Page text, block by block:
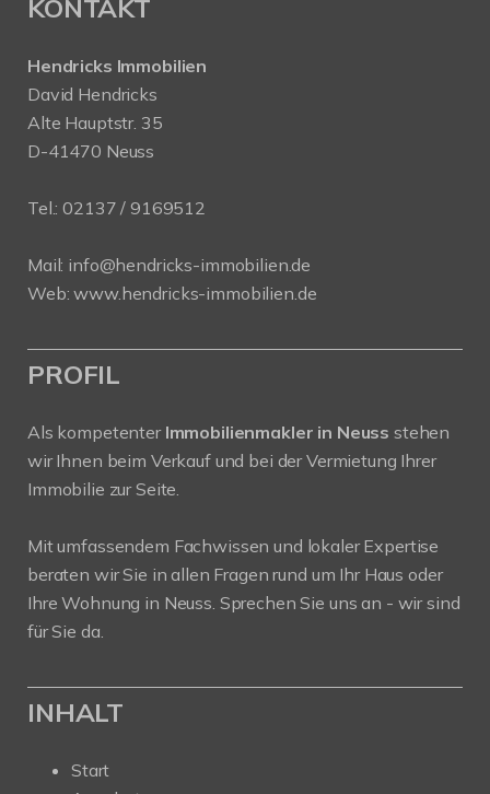
KONTAKT
Hendricks Immobilien
David Hendricks
Alte Hauptstr. 35
D-41470 Neuss
Tel.: 02137 / 9169512
Mail: info@hendricks-immobilien.de
Web:www.hendricks-immobilien.de
PROFIL
Als kompetenter Immobilienmakler in Neuss stehen
wir Ihnen beim Verkauf und bei der Vermietung Ihrer
Immobilie zur Seite.
Mit umfassendem Fachwissen und lokaler Expertise
beraten wir Sie in allen Fragen rund um Ihr Haus oder
Ihre Wohnung in Neuss. Sprechen Sie uns an - wir sind
für Sie da.
INHALT
Start